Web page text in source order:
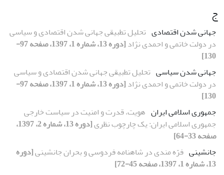
ج
جهانی شدن اقتصادی تحلیل تطبیقی جهانی شدن اقتصادی و سیاسی
در دولت خاتمی و احمدی نژاد
[دوره 13، شماره 1، 1397، صفحه 97-
130]
جهانی شدن سیاسی تحلیل تطبیقی جهانی شدن اقتصادی و سیاسی
در دولت خاتمی و احمدی نژاد
[دوره 13، شماره 1، 1397، صفحه 97-
130]
جمهوری اسلامی ایران هویت، قدرت و امنیت در سیاست خارجی
جمهوری اسلامی ایران: یک چارچوب نظری
[دوره 13، شماره 2، 1397،
صفحه 33-64]
جانشینی فرّه مندی در شاهنامه فردوسی و بحران جانشینی[دوره
13، شماره 1، 1397، صفحه 45-72]